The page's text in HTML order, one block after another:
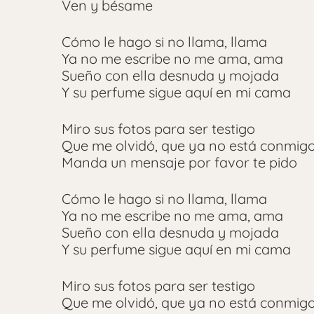
Ven y bésame
Cómo le hago si no llama, llama
Ya no me escribe no me ama, ama
Sueño con ella desnuda y mojada
Y su perfume sigue aquí en mi cama
Miro sus fotos para ser testigo
Que me olvidó, que ya no está
Manda un mensaje por favor te pido
Cómo le hago si no llama, llama
Ya no me escribe no me ama, ama
Sueño con ella desnuda y mojada
Y su perfume sigue aquí en mi cama
Miro sus fotos para ser testigo
Que me olvidó, que ya no está